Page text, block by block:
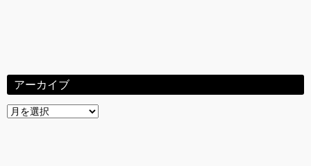
アーカイブ
ア